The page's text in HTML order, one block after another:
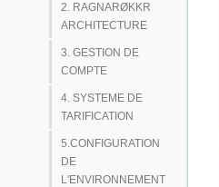
2. RAGNARØKKR
ARCHITECTURE
3. GESTION DE
COMPTE
4. SYSTEME DE
TARIFICATION
5.CONFIGURATION
DE
L'ENVIRONNEMENT